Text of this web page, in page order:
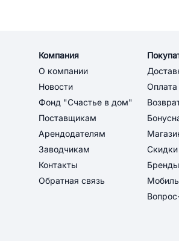
Компания
О компании
Новости
Фонд "Счастье в дом"
Поставщикам
Арендодателям
Заводчикам
Контакты
Обратная связь
Оплата
Скидки
Бренды